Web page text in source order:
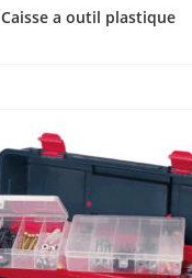
Caisse a outil plastique